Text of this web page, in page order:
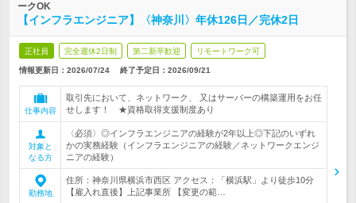
ークOK
【インフラエンジニア】〈神奈川〉年休126日／完休2日
正社員 完全週休2日制 第二新卒歓迎 リモートワーク可
情報更新日：2026/07/24 終了予定日： 2026/09/21
仕事内容
取引先において、ネットワーク、 又はサーバーの構築運用をお任
せします！ ★資格取得支援制度あり
対象と
なる方
〈必須〉◎インフラエンジニアの経験が2年以上◎下記のいずれ
かの実務経験（インフラエンジニアの経験／ネットワークエンジ
ニアの経験）
勤務地
住所：神奈川県横浜市西区 アクセス：「横浜駅」より徒歩10分
【雇入れ直後】上記事業所 【変更の範…